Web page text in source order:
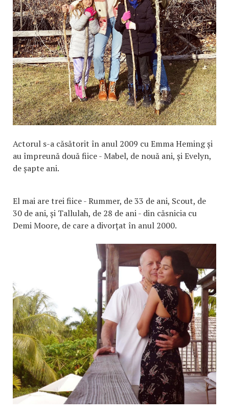
Actorul s-a căsătorit în anul 2009 cu Emma Heming și
au împreună două fiice - Mabel, de nouă ani, și Evelyn,
de șapte ani.
El mai are trei fiice - Rummer, de 33 de ani, Scout, de
30 de ani, și Tallulah, de 28 de ani - din căsnicia cu
Demi Moore, de care a divorțat în anul 2000.